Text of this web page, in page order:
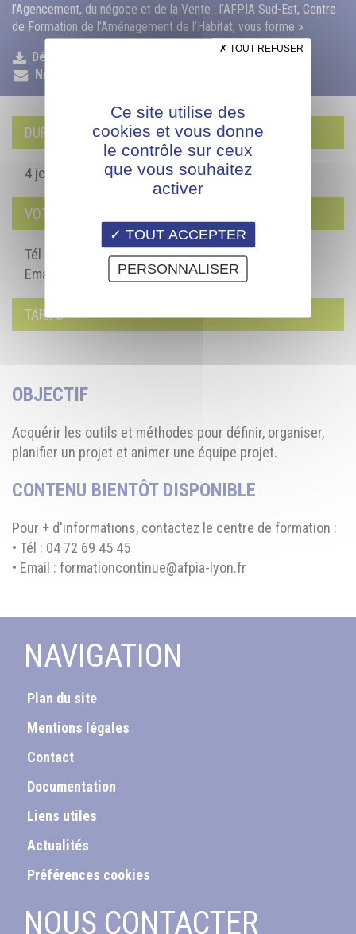
l’Agencement, du négoce et de la Vente : l’AFPIA Sud-Est, Centre
de Formation de l’Aménagement de l’Habitat, vous forme »
Déposer mon CV
Nous contacter
DURÉE DE LA FORMATION
4 jours
VOTRE CONTACT
Tél : 04 72 69 45 45
Email :
formationcontinue@afpia-lyon.fr
TARIFS
OBJECTIF
Acquérir les outils et méthodes pour définir, organiser,
planifier un projet et animer une équipe projet.
CONTENU BIENTÔT DISPONIBLE
Pour + d'informations, contactez le centre de formation :
• Tél : 04 72 69 45 45
• Email : formationcontinue@afpia-lyon.fr
NAVIGATION
Plan du site
Mentions légales
Contact
Documentation
Liens utiles
Actualités
Préférences cookies
NOUS CONTACTER
Ce site utilise des
cookies et vous donne
le contrôle sur ceux
que vous souhaitez
activer
TOUT ACCEPTER
TOUT REFUSER
PERSONNALISER